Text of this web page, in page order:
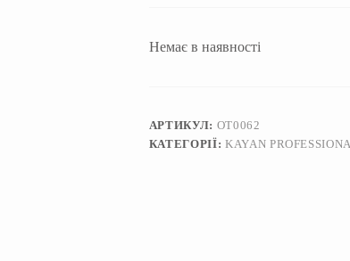
Немає в наявності
АРТИКУЛ: OT0062
КАТЕГОРІЇ: KAYAN